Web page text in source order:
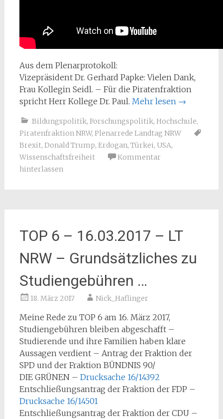
Aus dem Plenarprotokoll:
Vizepräsident Dr. Gerhard Papke: Vielen Dank,
Frau Kollegin Seidl. – Für die Piratenfraktion
spricht Herr Kollege Dr. Paul. Mehr lesen →
Bildungspolitik, Forschungspolitik, Hochschule,
Piratenfraktion NRW, Plenarrede Landtag NRW
Brexit, Donald Trump, Erdogan, Türkei, USA,
Wissenschaftsfreiheit
Kommentar
hinterlassen
TOP 6 – 16.03.2017 – LT
NRW – Grundsätzliches zu
Studiengebühren …
18. März 2017 Nick_Haflinger
Meine Rede zu TOP 6 am 16. März 2017,
Studiengebühren bleiben abgeschafft –
Studierende und ihre Familien haben klare
Aussagen verdient – Antrag der Fraktion der
SPD und der Fraktion BÜNDNIS 90/
DIE GRÜNEN – Drucksache 16/14392
Entschließungsantrag der Fraktion der FDP –
Drucksache 16/14501
Entschließungsantrag der Fraktion der CDU –